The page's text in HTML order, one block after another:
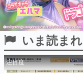
連載・特
殿堂
SNS拡散
ど。多く
事をまと
いま読ま
注目度